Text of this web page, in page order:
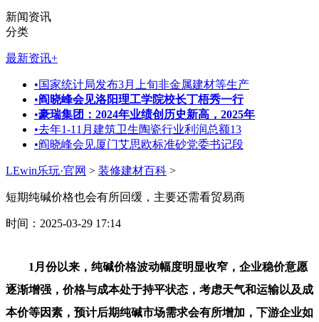
新闻资讯
分类
最新资讯+
•国家统计局发布3月上旬非金属建材等生产
•阎晓峰会见洛阳理工学院校长丁梧秀一行
•豪瑞集团：2024年业绩创历史新高，2025年
•去年1-11月建筑卫生陶瓷行业利润总额13
•阎晓峰会见厦门艾思欧标准砂党委书记段
LEwin乐玩·官网 > 装修建材百科 >
短期纯碱价格也会有所回缓，主要还需看贸易商
时间：2025-03-29 17:14
1月份以来，纯碱价格波动幅度明显收窄，企业稳价意愿
逐渐增强，价格与成本处于持平状态，考虑天气和运输以及成
本价等因素，预计后期纯碱市场需求会有所增加，下游企业如